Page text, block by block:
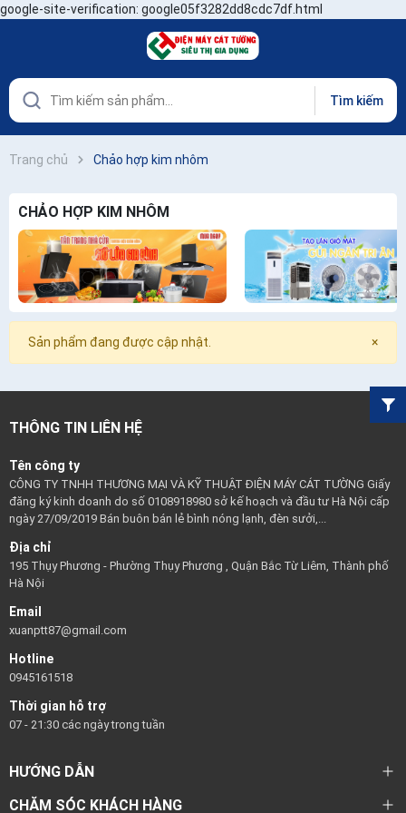
google-site-verification: google05f3282dd8cdc7df.html
Tìm kiếm
Trang chủ Chảo hợp kim nhôm
CHẢO HỢP KIM NHÔM
×
Sản phẩm đang được cập nhật.
THÔNG TIN LIÊN HỆ
Tên công ty
CÔNG TY TNHH THƯƠNG MẠI VÀ KỸ THUẬT ĐIỆN MÁY CÁT TƯỜNG Giấy
đăng ký kinh doanh do số 0108918980 sở kế hoạch và đầu tư Hà Nội cấp
ngày 27/09/2019 Bán buôn bán lẻ bình nóng lạnh, đèn sưởi,...
Địa chỉ
195 Thụy Phương - Phường Thụy Phương , Quận Bắc Từ Liêm, Thành phố
Hà Nội
Email
xuanptt87@gmail.com
Hotline
0945161518
Thời gian hỗ trợ
07 - 21:30 các ngày trong tuần
HƯỚNG DẪN
CHĂM SÓC KHÁCH HÀNG